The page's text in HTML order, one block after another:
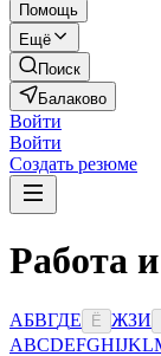
Помощь
Ещё
Поиск
Балаково
Войти
Войти
Создать резюме
Работа
АБВГДЕ Ё ЖЗИ
ABCDEFGHIJKL